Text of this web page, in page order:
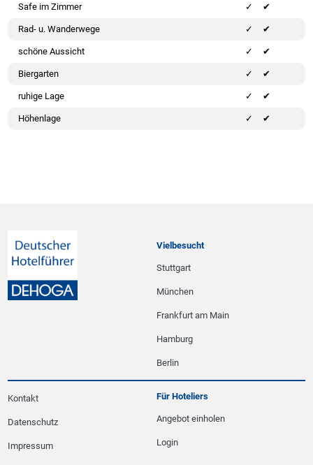
Safe im Zimmer ✔
Rad- u. Wanderwege ✔
schöne Aussicht ✔
Biergarten ✔
ruhige Lage ✔
Höhenlage ✔
Vielbesucht
Stuttgart
München
Frankfurt am Main
Hamburg
Berlin
Kontakt
Datenschutz
Impressum
Für Hoteliers
Angebot einholen
Login